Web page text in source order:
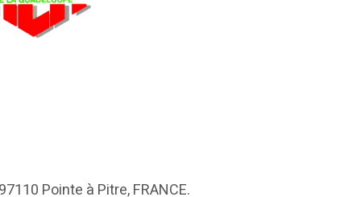
Pointe à Pitre, FRANCE.